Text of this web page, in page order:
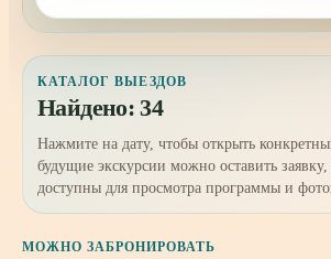
КАТАЛОГ ВЫЕЗДОВ
Найдено: 34
Нажмите на дату, чтобы открыть
будущие экскурсии можно оставить
доступны для просмотра программы и
МОЖНО ЗАБРОНИРОВАТЬ